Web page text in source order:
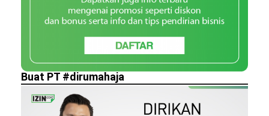
Buat PT #dirumahaja